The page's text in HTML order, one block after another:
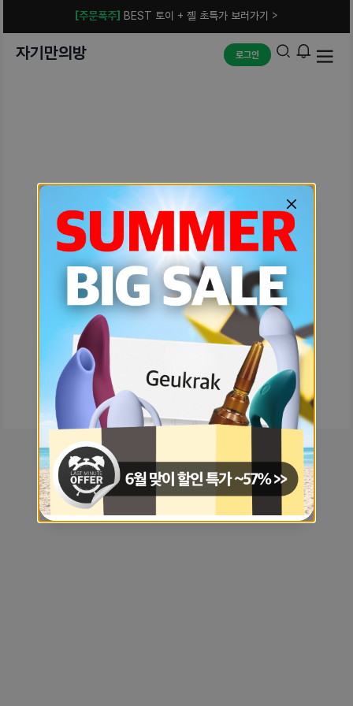
[주문폭주] BEST 토이 + 젤 초특가 보러가기 >
자기만의방 로그인
예상치 못한 에러입니다.